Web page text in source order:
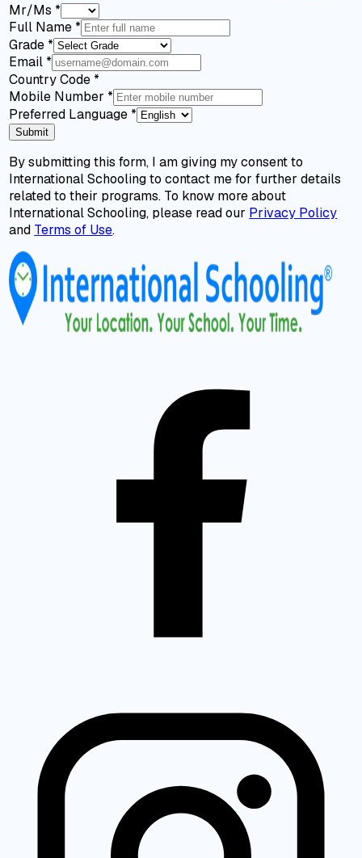
Mr/Ms *
Full Name *
Grade *
Email *
Country Code *
Mobile Number *
Preferred Language *
Submit
By submitting this form, I am giving my consent to
International Schooling to contact me for further details
related to their programs. To know more about
International Schooling, please read our Privacy Policy
and Terms of Use.